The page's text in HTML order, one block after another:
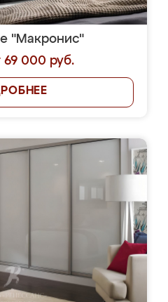
"Макронис"
69 000 руб.